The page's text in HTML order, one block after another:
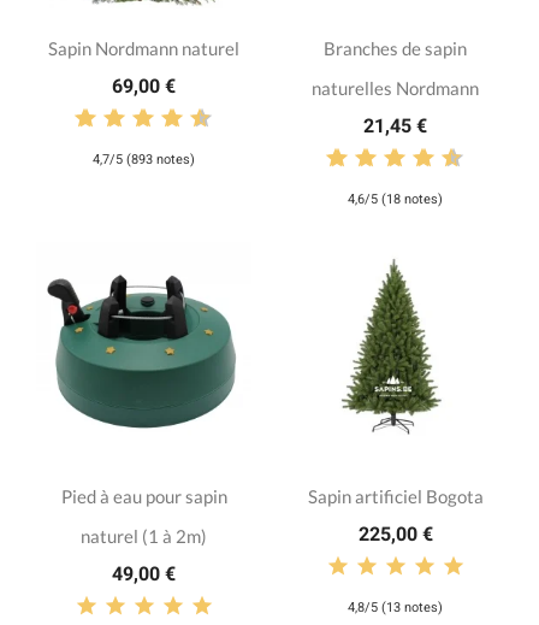
Sapin Nordmann naturel
69,00 €
4,7/5 (893 notes)
Branches de sapin
naturelles Nordmann
21,45 €
4,6/5 (18 notes)
Pied à eau pour sapin
naturel (1 à 2m)
49,00 €
Sapin artificiel Bogota
225,00 €
4,8/5 (13 notes)